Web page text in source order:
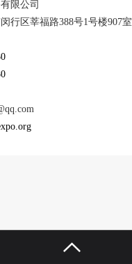
限公司
行区莘福路388号1号楼907室